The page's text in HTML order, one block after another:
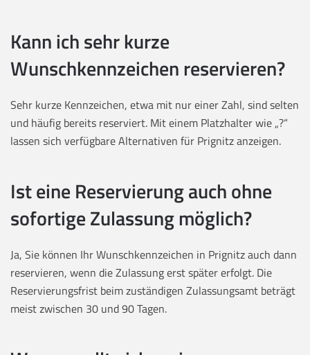
Kann ich sehr kurze
Wunschkennzeichen reservieren?
Sehr kurze Kennzeichen, etwa mit nur einer Zahl, sind selten
und häufig bereits reserviert. Mit einem Platzhalter wie „?“
lassen sich verfügbare Alternativen für Prignitz anzeigen.
Ist eine Reservierung auch ohne
sofortige Zulassung möglich?
Ja, Sie können Ihr Wunschkennzeichen in Prignitz auch dann
reservieren, wenn die Zulassung erst später erfolgt. Die
Reservierungsfrist beim zuständigen Zulassungsamt beträgt
meist zwischen 30 und 90 Tagen.